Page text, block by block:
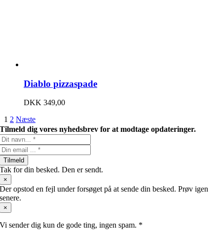
Diablo pizzaspade
DKK 349,00
1 2 Næste
Tilmeld dig vores nyhedsbrev for at modtage opdateringer.
Tilmeld
Tak for din besked. Den er sendt.
×
Der opstod en fejl under forsøget på at sende din besked. Prøv igen
senere.
×
Vi sender dig kun de gode ting, ingen spam. *